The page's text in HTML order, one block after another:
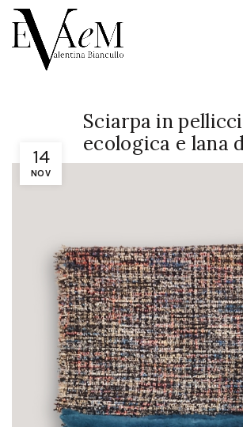
14
NOV
Sciarpa in
ecologica e lana